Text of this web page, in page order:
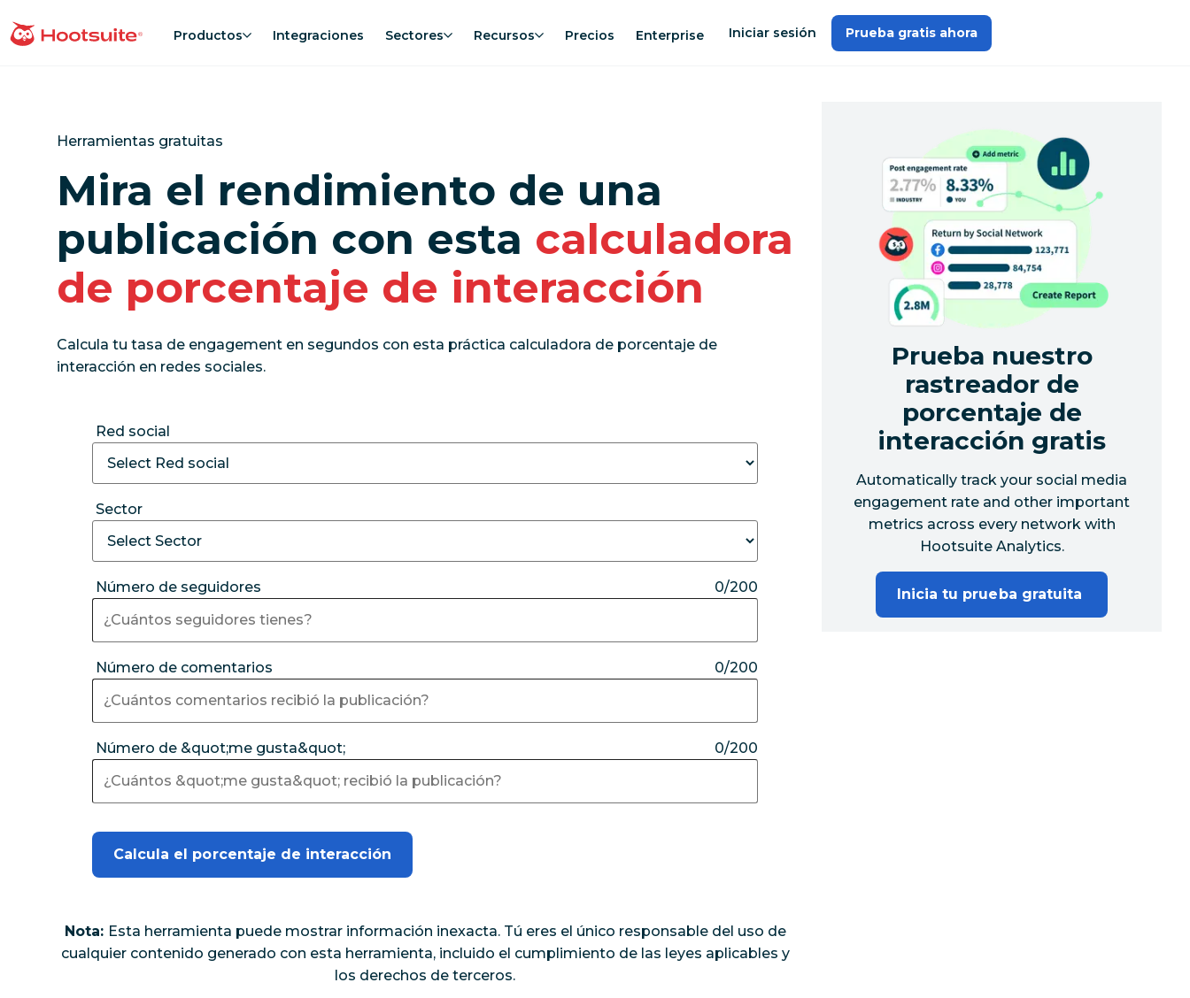
al
Página principal Productos Integraciones Sectores Recursos Precios Enterprise Iniciar sesión Prueba gratis ahora
Herramientas gratuitas
Mira el rendimiento de una
publicación con esta calculadora
de porcentaje de interacción
Calcula tu tasa de engagement en segundos con esta práctica calculadora de porcentaje de
interacción en redes sociales.
Red social
Sector
Número de seguidores 0/200
Número de comentarios 0/200
Número de &quot;me gusta&quot; 0/200
Calcula el porcentaje de interacción
Nota: Esta herramienta puede mostrar información inexacta. Tú eres el único responsable del uso de
cualquier contenido generado con esta herramienta, incluido el cumplimiento de las leyes aplicables y
los derechos de terceros.
Prueba nuestro
rastreador de
porcentaje de
interacción gratis
Automatically track your social media
engagement rate and other important
metrics across every network with
Hootsuite Analytics.
Inicia tu prueba gratuita